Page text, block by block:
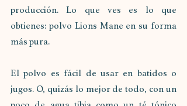
producción. Lo que ves es lo que
obtienes: polvo Lions Mane en su forma
más pura.
El polvo es fácil de usar en batidos o
jugos. O, quizás lo mejor de todo, con un